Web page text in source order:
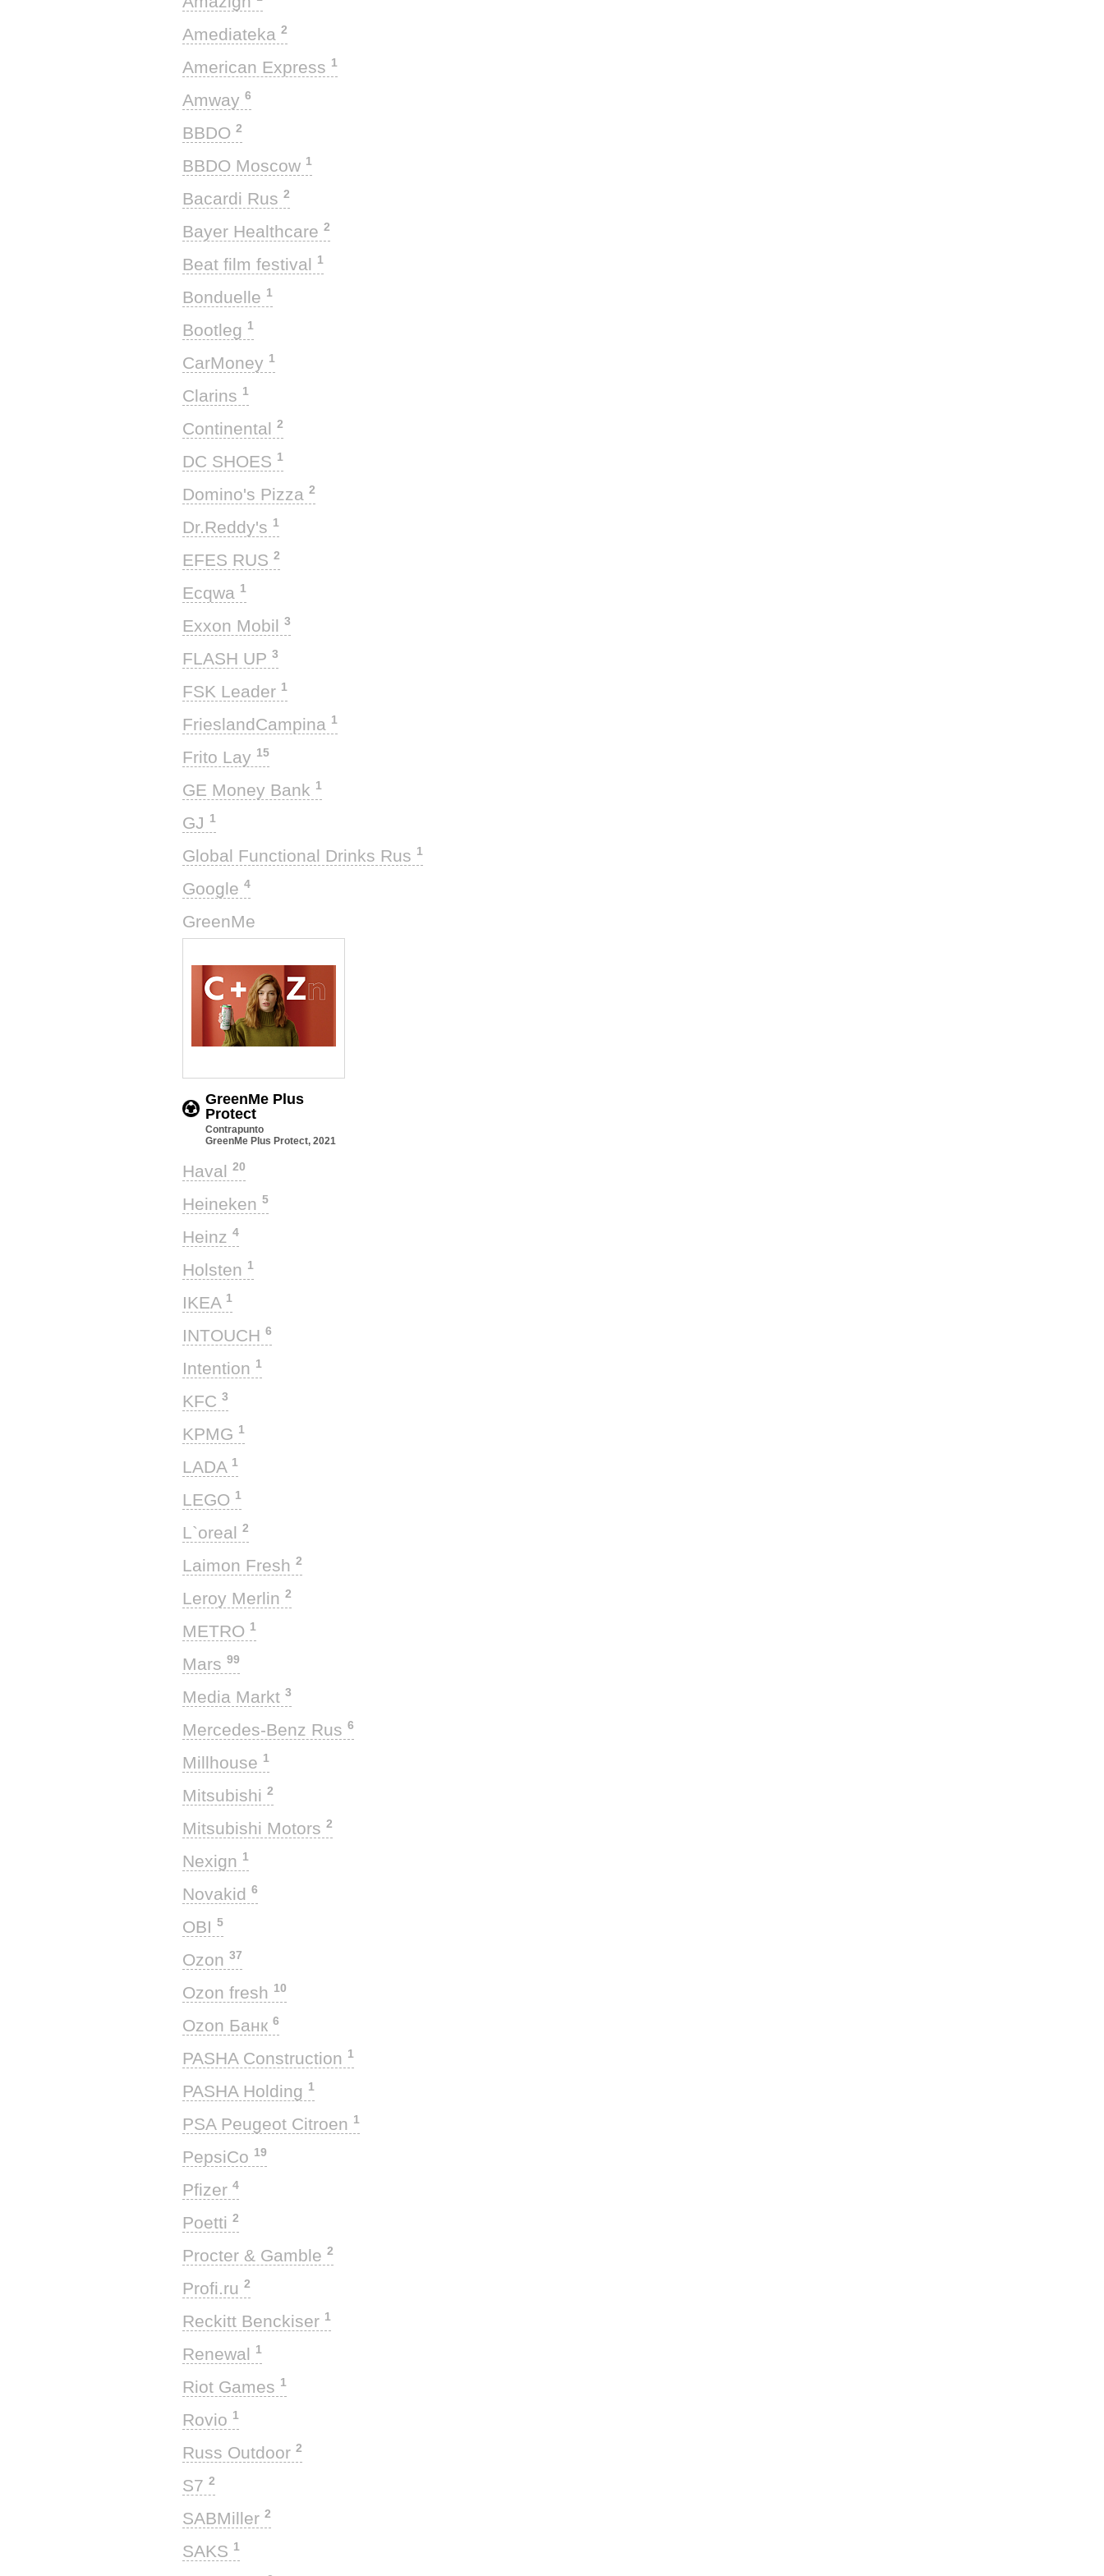
Amediateka 2
American Express 1
Amway 6
BBDO 2
BBDO Moscow 1
Bacardi Rus 2
Bayer Healthcare 2
Beat film festival 1
Bonduelle 1
Bootleg 1
CarMoney 1
Clarins 1
Continental 2
DC SHOES 1
Domino's Pizza 2
Dr.Reddy's 1
EFES RUS 2
Ecqwa 1
Exxon Mobil 3
FLASH UP 3
FSK Leader 1
FrieslandCampina 1
Frito Lay 15
GE Money Bank 1
GJ 1
Global Functional Drinks Rus 1
Google 4
GreenMe
GreenMe Plus
Protect
Contrapunto
GreenMe Plus Protect, 2021
Haval 20
Heineken 5
Heinz 4
Holsten 1
IKEA 1
INTOUCH 6
Intention 1
KFC 3
KPMG 1
LADA 1
LEGO 1
L`oreal 2
Laimon Fresh 2
Leroy Merlin 2
METRO 1
Mars 99
Media Markt 3
Mercedes-Benz Rus 6
Millhouse 1
Mitsubishi 2
Mitsubishi Motors 2
Nexign 1
Novakid 6
OBI 5
Ozon 37
Ozon fresh 10
Ozon Банк 6
PASHA Construction 1
PASHA Holding 1
PSA Peugeot Citroen 1
PepsiCo 19
Pfizer 4
Poetti 2
Procter & Gamble 2
Profi.ru 2
Reckitt Benckiser 1
Renewal 1
Riot Games 1
Rovio 1
Russ Outdoor 2
S7 2
SABMiller 2
SAKS 1